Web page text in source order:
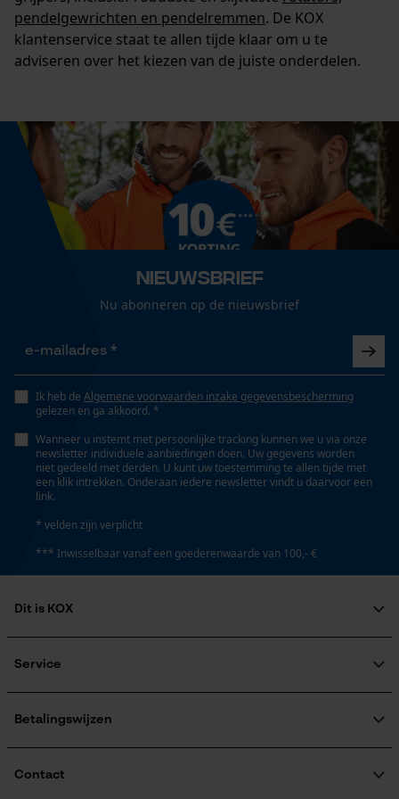
pendelgewrichten en pendelremmen. De KOX
klantenservice staat te allen tijde klaar om u te
adviseren over het kiezen van de juiste onderdelen.
Nieuwsbrief
Nu abonneren op de nieuwsbrief
Ik heb de Algemene voorwaarden inzake gegevensbescherming
gelezen en ga akkoord. *
Wanneer u instemt met persoonlijke tracking kunnen we u via onze
newsletter individuele aanbiedingen doen. Uw gegevens worden
niet gedeeld met derden. U kunt uw toestemming te allen tijde met
een klik intrekken. Onderaan iedere newsletter vindt u daarvoor een
link.
* velden zijn verplicht
*** Inwisselbaar vanaf een goederenwaarde van 100,- €
Dit is KOX
Maatschappelijke betrokkenheid
Aanmelding nieuwsbrief
Service
KOX catalogus
Verzendkosteninformatie
Betalingswijzen
Contact
Noodzakelijke Cookies
Controleer instelling van cookies
De keuze voor
gegevensverwerking opslaan
Econda Tag Manager
Statistische Cookies
Mouseflow Web Analytics Tool
Fact-Finder Tracking
Prestatie en functionele